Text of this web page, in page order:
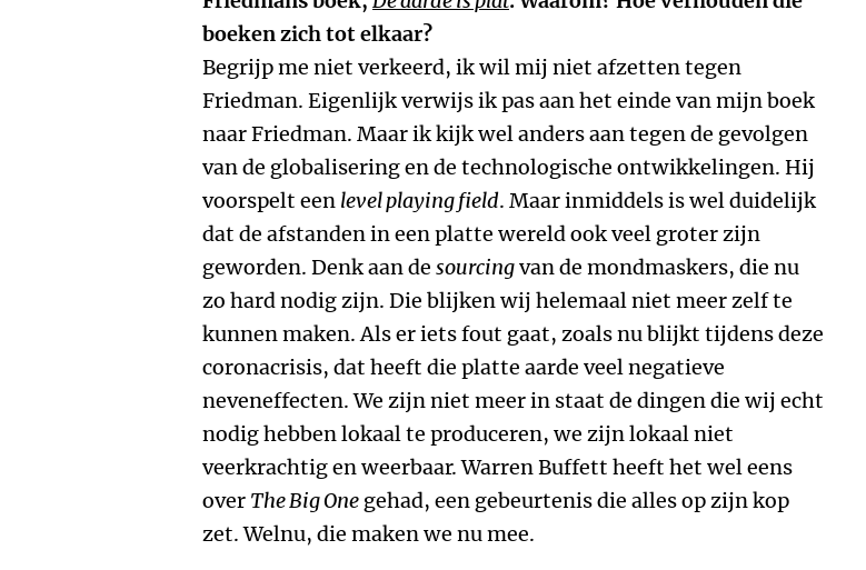
boeken zich tot elkaar?
Begrijp me niet verkeerd, ik wil mij niet afzetten tegen
Friedman. Eigenlijk verwijs ik pas aan het einde van mijn boek
naar Friedman. Maar ik kijk wel anders aan tegen de gevolgen
van de globalisering en de technologische ontwikkelingen. Hij
voorspelt een level playing field. Maar inmiddels is wel duidelijk
dat de afstanden in een platte wereld ook veel groter zijn
geworden. Denk aan de sourcingvan de mondmaskers, die nu
zo hard nodig zijn. Die blijken wij helemaal niet meer zelf te
kunnen maken. Als er iets fout gaat, zoals nu blijkt tijdens deze
coronacrisis, dat heeft die platte aarde veel negatieve
neveneffecten. We zijn niet meer in staat de dingen die wij echt
nodig hebben lokaal te produceren, we zijn lokaal niet
veerkrachtig en weerbaar. Warren Buffett heeft het wel eens
over The Big One gehad, een gebeurtenis die alles op zijn kop
zet. Welnu, die maken we nu mee.